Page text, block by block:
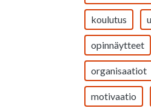
koulutus
opinnäytteet
organisaatiot
motivaatio